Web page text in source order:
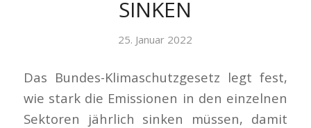
SINKEN
25. Januar 2022
Das Bundes-Klimaschutzgesetz legt fest,
wie stark die Emissionen in den einzelnen
Sektoren jährlich sinken müssen, damit